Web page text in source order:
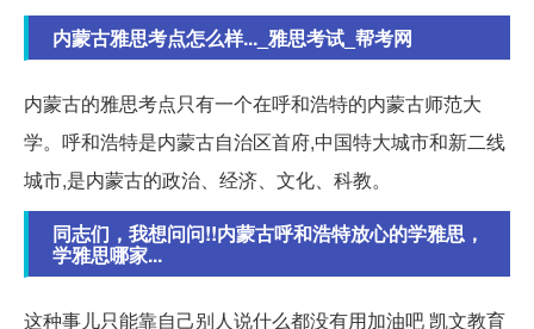
内蒙古雅思考点怎么样..._雅思考试_帮考网
内蒙古的雅思考点只有一个在呼和浩特的内蒙古师范大
学。呼和浩特是内蒙古自治区首府,中国特大城市和新二线
城市,是内蒙古的政治、经济、文化、科教。
同志们，我想问问!!内蒙古呼和浩特放心的学雅思，
学雅思哪家...
这种事儿只能靠自己别人说什么都没有用加油吧 凯文教育